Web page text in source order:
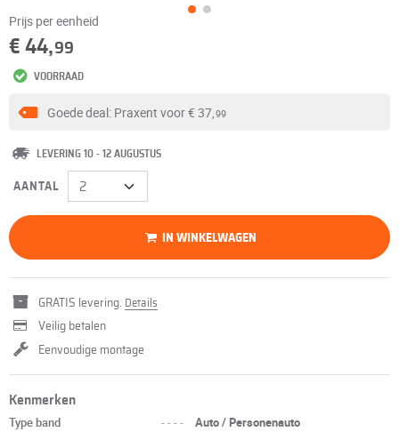
Prijs per eenheid
€ 44,99
VOORRAAD
Goede deal: Praxent voor€ 37,99
LEVERING 10 - 12 AUGUSTUS
AANTAL
IN WINKELWAGEN
GRATIS levering. Details
Veilig betalen
Eenvoudige montage
Kenmerken
Type band ----
Auto / Personenauto